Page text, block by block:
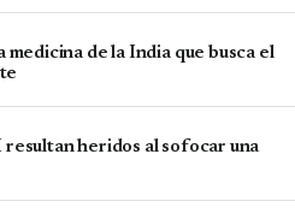
de la India que busca el
heridos al sofocar una